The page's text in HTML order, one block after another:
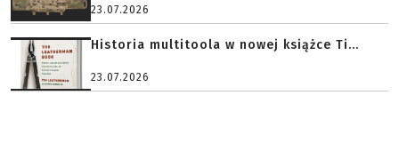
23.07.2026
Historia multitoola w nowej książce Ti...
23.07.2026